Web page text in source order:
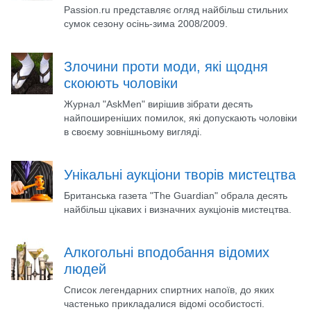
Passion.ru представляє огляд найбільш стильних
сумок сезону осінь-зима 2008/2009.
Злочини проти моди, які щодня
скоюють чоловіки
Журнал "AskMen" вирішив зібрати десять
найпоширеніших помилок, які допускають чоловіки
в своєму зовнішньому вигляді.
Унікальні аукціони творів мистецтва
Британська газета "The Guardian" обрала десять
найбільш цікавих і визначних аукціонів мистецтва.
Алкогольні вподобання відомих
людей
Список легендарних спиртних напоїв, до яких
частенько прикладалися відомі особистості.